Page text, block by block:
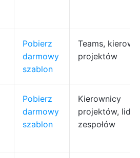
Pobierz
darmowy
szablon
Teams,
projektów
Pobierz
darmowy
szablon
Kierownicy
projektów,
zespołów